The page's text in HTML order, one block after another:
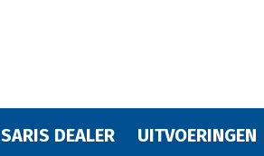
SARIS DEALER UITVOERINGEN